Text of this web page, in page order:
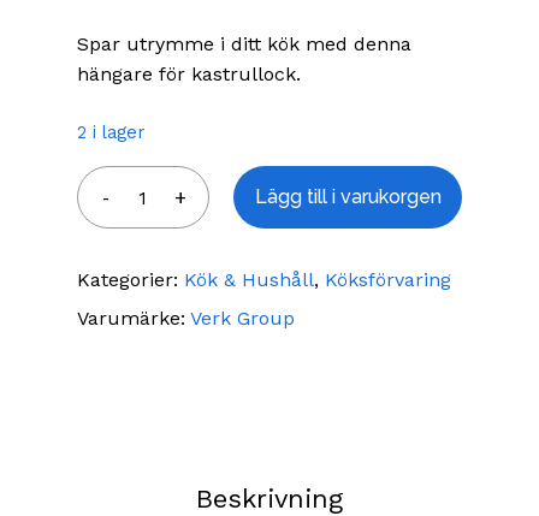
Spar utrymme i ditt kök med denna
hängare för kastrullock.
2 i lager
Lägg till i varukorgen
Kategorier: Kök & Hushåll, Köksförvaring
Varumärke: Verk Group
Beskrivning